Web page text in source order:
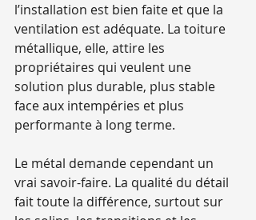
l’installation est bien faite et que la
ventilation est adéquate. La toiture
métallique, elle, attire les
propriétaires qui veulent une
solution plus durable, plus stable
face aux intempéries et plus
performante à long terme.
Le métal demande cependant un
vrai savoir-faire. La qualité du détail
fait toute la différence, surtout sur